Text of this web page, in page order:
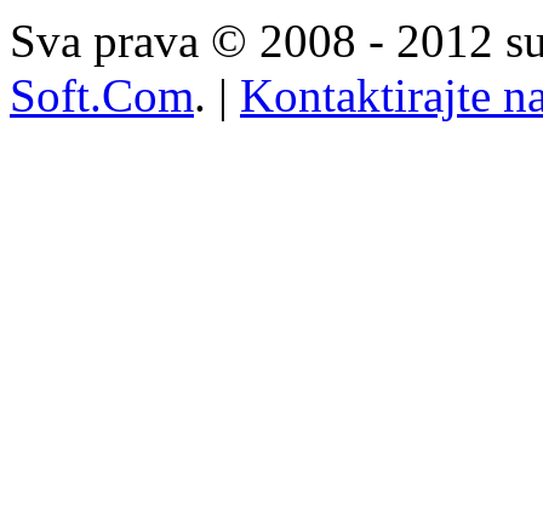
Sva prava © 2008 - 2012
Soft.Com. | Kontaktirajte